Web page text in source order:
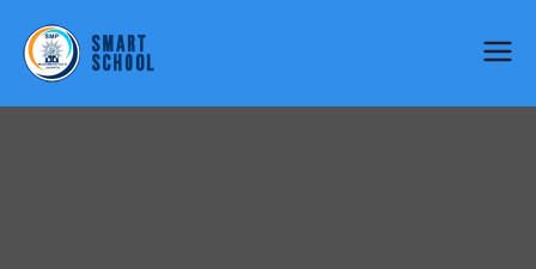
SMP Muhammadiyah 9 Jakarta